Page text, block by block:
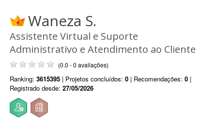
Waneza S.
Assistente Virtual e Suporte
Administrativo e Atendimento ao Cliente
(0.0 - 0 avaliações)
Ranking: 3615395 | Projetos concluídos: 0 | Recomendações: 0 |
Registrado desde: 27/05/2026